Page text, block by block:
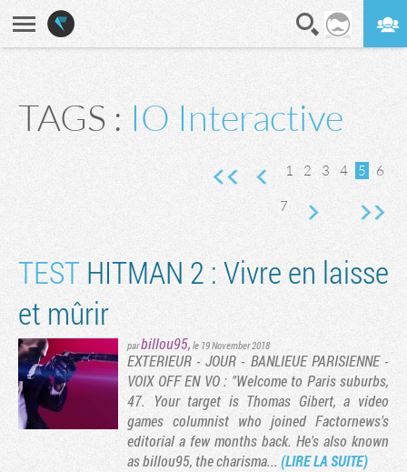
TAGS : IO Interactive
1 2 3 4 5 6
7
page
TEST HITMAN 2 : Vivre en laisse
et mûrir
parbillou95, le 19 November 2018
EXTERIEUR - JOUR - BANLIEUE PARISIENNE -
VOIX OFF EN VO : "Welcome to Paris suburbs,
47. Your target is Thomas Gibert, a video
games columnist who joined Factornews's
editorial a few months back. He's also known
as billou95, the charisma...(LIRE LA SUITE)